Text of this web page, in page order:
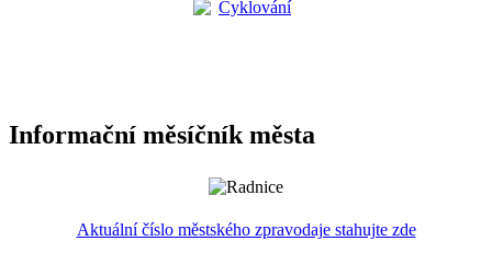
Informační měsíčník města
Aktuální číslo městského zpravodaje stahujte zde